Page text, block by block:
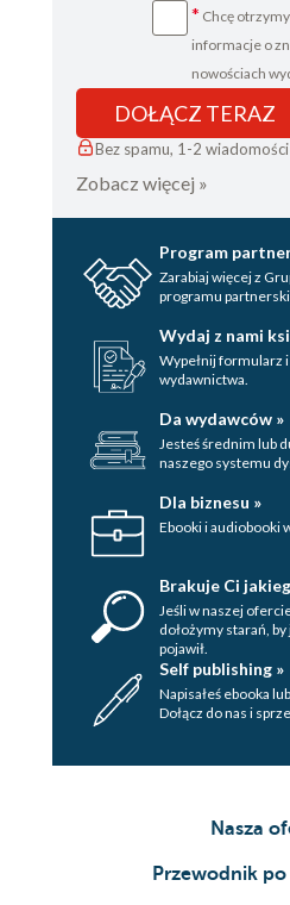
* Chcę
informacje o
nowościach
DOŁĄCZ TERAZ
Bez spamu, 1-2
Zobacz więcej »
Program
Zarabiaj więcej z
programu
Wydaj z nami
Wypełnij formularz
wydawnictwa.
Da wydawców »
Jesteś średnim lub
naszego systemu
Dla biznesu »
Ebooki i audiobooki
Brakuje Ci
Jeśli w naszej
dołożymy starań,
pojawił.
Self publishing »
Napisałeś ebooka
Dołącz do nas i
Nasza
Przewodnik